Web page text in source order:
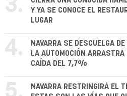
3.
Y YA SE CONOCE EL
LUGAR
4.
NAVARRA SE DESCUELGA
LA AUTOMOCIÓN
CAÍDA DEL 7,7%
NAVARRA RESTRINGIRÁ EL